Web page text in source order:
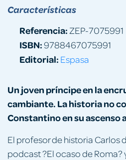
Un joven príncipe en la
cambiante. La historia no
Constantino en su ascenso
El profesor de historia Carlos
podcast ?El ocaso de Roma?
Características
Referencia: ZEP-7075991
ISBN:9788467075991
Editorial: Espasa